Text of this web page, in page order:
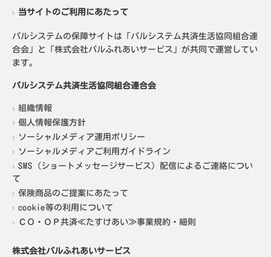
当サイトのご利用にあたって
パルシステムの保障サイトは「パルシステム共済生活協同組合連
合会」と「株式会社パルふれあいサービス」が共同で運営してい
ます。
パルシステム共済生活協同組合連合会
組織情報
個人情報保護方針
ソーシャルメディア運用ポリシー
ソーシャルメディアご利用ガイドライン
SMS（ショートメッセージサービス）配信によるご連絡につい
て
保険商品のご提案にあたって
cookie等の利用について
ＣＯ・ＯＰ共済≪たすけあい≫事業規約・細則
株式会社パルふれあいサービス